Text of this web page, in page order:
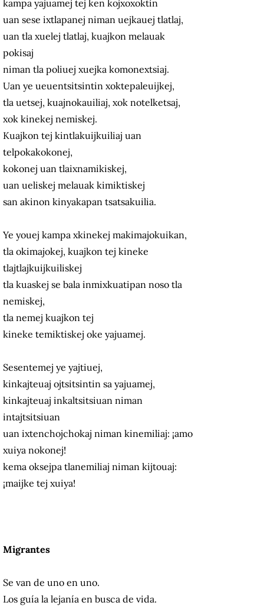
kampa yajuamej tej ken kojxoxoktin
uan sese ixtlapanej niman uejkauej tlatlaj,
uan tla xuelej tlatlaj, kuajkon melauak
pokisaj
niman tla poliuej xuejka komonextsiaj.
Uan ye ueuentsitsintin xoktepaleuijkej,
tla uetsej, kuajnokauiliaj, xok notelketsaj,
xok kinekej nemiskej.
Kuajkon tej kintlakuijkuiliaj uan
telpokakokonej,
kokonej uan tlaixnamikiskej,
uan ueliskej melauak kimiktiskej
san akinon kinyakapan tsatsakuilia.
Ye youej kampa xkinekej makimajokuikan,
tla okimajokej, kuajkon tej kineke
tlajtlajkuijkuiliskej
tla kuaskej se bala inmixkuatipan noso tla
nemiskej,
tla nemej kuajkon tej
kineke temiktiskej oke yajuamej.
Sesentemej ye yajtiuej,
kinkajteuaj ojtsitsintin sa yajuamej,
kinkajteuaj inkaltsitsiuan niman
intajtsitsiuan
uan ixtenchojchokaj niman kinemiliaj: ¡amo
xuiya nokonej!
kema oksejpa tlanemiliaj niman kijtouaj:
¡maijke tej xuiya!
Migrantes
Se van de uno en uno.
Los guía la lejanía en busca de vida.